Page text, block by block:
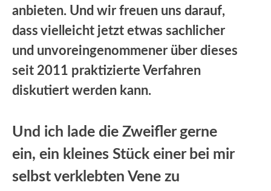
anbieten. Und wir freuen uns darauf,
dass vielleicht jetzt etwas sachlicher
und unvoreingenommener über dieses
seit 2011 praktizierte Verfahren
diskutiert werden kann.
Und ich lade die Zweifler gerne
ein, ein kleines Stück einer bei mir
selbst verklebten Vene zu